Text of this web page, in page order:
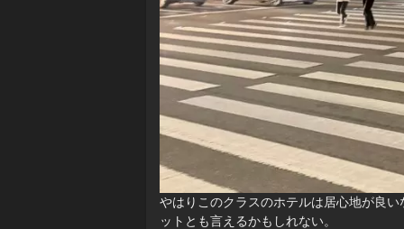
やはりこのクラスのホテルは居心地が良
ットとも言えるかもしれない。